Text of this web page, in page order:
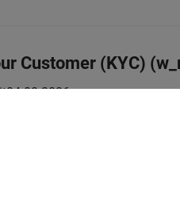
Customer (KYC)
04.08.2026